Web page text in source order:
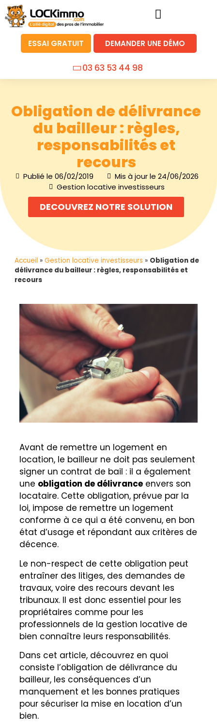
ESSAI GRATUIT DEMANDER UNE DÉMO
03 63 53 44 98
Obligation de délivrance
du bailleur : règles,
responsabilités et
recours
Publié le 06/02/2019
Mis à jour le 24/06/2026
Gestion locative investisseurs
DECOUVREZ NOTRE SOLUTION
Accueil » Gestion locative investisseurs » Obligation de
délivrance du bailleur : règles, responsabilités et
recours
Avant de remettre un logement en
location, le bailleur ne doit pas seulement
signer un contrat de bail : il a également
une obligation de délivrance envers son
locataire. Cette obligation, prévue par la
loi, impose de remettre un logement
conforme à ce qui a été convenu, en bon
état d’usage et répondant aux critères de
décence.
Le non-respect de cette obligation peut
entraîner des litiges, des demandes de
travaux, voire des recours devant les
tribunaux. Il est donc essentiel pour les
propriétaires comme pour les
professionnels de la gestion locative de
bien connaître leurs responsabilités.
Dans cet article, découvrez en quoi
consiste l’obligation de délivrance du
bailleur, les conséquences d’un
manquement et les bonnes pratiques
pour sécuriser la mise en location d’un
bien.